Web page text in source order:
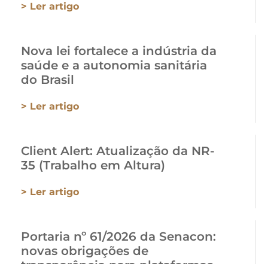
> Ler artigo
Nova lei fortalece a indústria da
saúde e a autonomia sanitária
do Brasil
> Ler artigo
Client Alert: Atualização da NR-
35 (Trabalho em Altura)
> Ler artigo
Portaria nº 61/2026 da Senacon:
novas obrigações de